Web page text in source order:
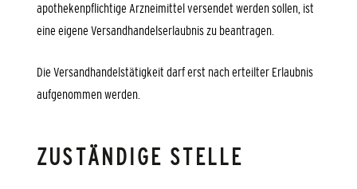
apothekenpflichtige Arzneimittel versendet werden sollen, ist
eine eigene Versandhandelserlaubnis zu beantragen.
Die Versandhandelstätigkeit darf erst nach erteilter Erlaubnis
aufgenommen werden.
ZUSTÄNDIGE STELLE